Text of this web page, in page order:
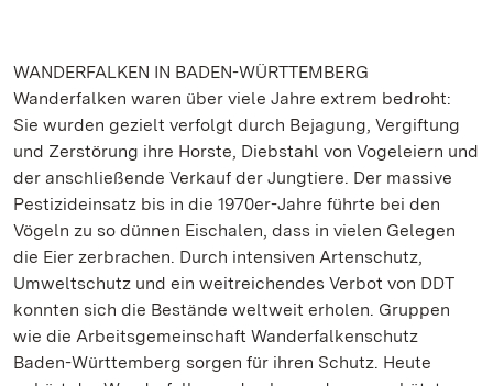
WANDERFALKEN IN BADEN-WÜRTTEMBERG
Wanderfalken waren über viele Jahre extrem bedroht:
Sie wurden gezielt verfolgt durch Bejagung, Vergiftung
und Zerstörung ihre Horste, Diebstahl von Vogeleiern und
der anschließende Verkauf der Jungtiere. Der massive
Pestizideinsatz bis in die 1970er-Jahre führte bei den
Vögeln zu so dünnen Eischalen, dass in vielen Gelegen
die Eier zerbrachen. Durch intensiven Artenschutz,
Umweltschutz und ein weitreichendes Verbot von DDT
konnten sich die Bestände weltweit erholen. Gruppen
wie die Arbeitsgemeinschaft Wanderfalkenschutz
Baden-Württemberg sorgen für ihren Schutz. Heute